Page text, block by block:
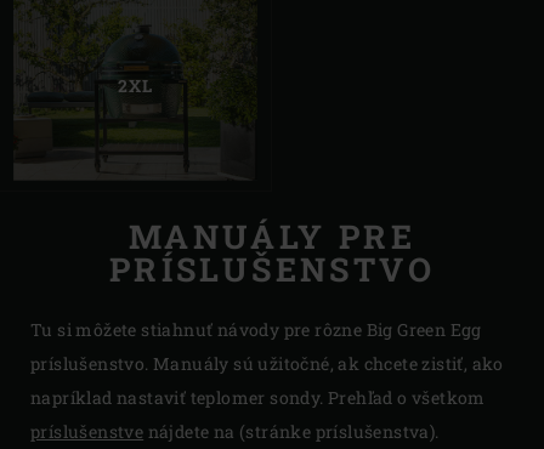
2XL
MANUÁLY PRE
PRÍSLUŠENSTVO
Tu si môžete stiahnuť návody pre rôzne Big Green Egg
príslušenstvo. Manuály sú užitočné, ak chcete zistiť, ako
napríklad nastaviť teplomer sondy. Prehľad o všetkom
príslušenstve nájdete na (stránke príslušenstva).